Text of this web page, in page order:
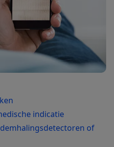
indicatie
of